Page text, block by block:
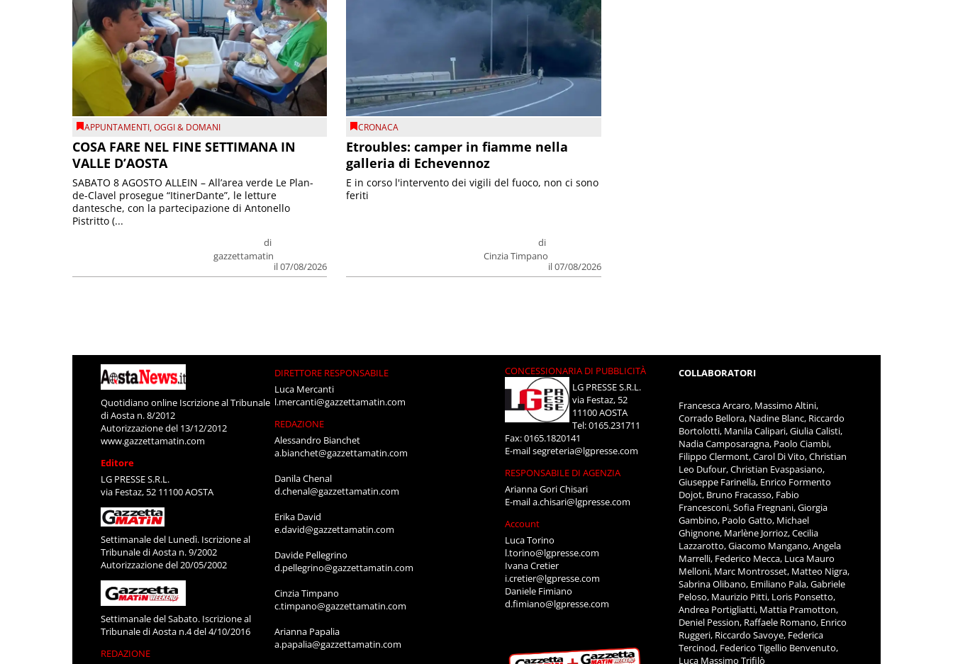
APPUNTAMENTI,OGGI & DOMANI
COSA FARE NEL FINE SETTIMANA IN
VALLE D’AOSTA
di
gazzettamatin
il 07/08/2026
SABATO 8 AGOSTO ALLEIN – All’area verde Le Plan-
de-Clavel prosegue “ItinerDante”, le letture
dantesche, con la partecipazione di Antonello
Pistritto (...
CRONACA
Etroubles: camper in fiamme nella
galleria di Echevennoz
di
Cinzia Timpano
il 07/08/2026
E in corso l'intervento dei vigili del fuoco, non ci sono
feriti
Quotidiano online Iscrizione al Tribunale
di Aosta n. 8/2012
Autorizzazione del 13/12/2012
www.gazzettamatin.com
Editore
LG PRESSE S.R.L.
via Festaz, 52 11100 AOSTA
Settimanale del Lunedì. Iscrizione al
Tribunale di Aosta n. 9/2002
Autorizzazione del 20/05/2002
Settimanale del Sabato. Iscrizione al
Tribunale di Aosta n.4 del 4/10/2016
REDAZIONE
DIRETTORE RESPONSABILE
Luca Mercanti
l.mercanti@gazzettamatin.com
REDAZIONE
Alessandro Bianchet
a.bianchet@gazzettamatin.com
Danila Chenal
d.chenal@gazzettamatin.com
Erika David
e.david@gazzettamatin.com
Davide Pellegrino
d.pellegrino@gazzettamatin.com
Cinzia Timpano
c.timpano@gazzettamatin.com
Arianna Papalia
a.papalia@gazzettamatin.com
CONCESSIONARIA DI PUBBLICITÀ
LG PRESSE S.R.L.
via Festaz, 52
11100 AOSTA
Tel: 0165.231711
Fax: 0165.1820141
E-mailsegreteria@lgpresse.com
RESPONSABILE DI AGENZIA
Arianna Gori Chisari
E-maila.chisari@lgpresse.com
Account
Luca Torino
l.torino@lgpresse.com
Ivana Cretier
i.cretier@lgpresse.com
Daniele Fimiano
d.fimiano@lgpresse.com
COLLABORATORI
Francesca Arcaro, Massimo Altini,
Corrado Bellora, Nadine Blanc, Riccardo
Bortolotti, Manila Calipari, Giulia Calisti,
Nadia Camposaragna, Paolo Ciambi,
Filippo Clermont, Carol Di Vito, Christian
Leo Dufour, Christian Evaspasiano,
Giuseppe Farinella, Enrico Formento
Dojot, Bruno Fracasso, Fabio
Francesconi, Sofia Fregnani, Giorgia
Gambino, Paolo Gatto, Michael
Ghignone, Marlène Jorrioz, Cecilia
Lazzarotto, Giacomo Mangano, Angela
Marrelli, Federico Mecca, Luca Mauro
Melloni, Marc Montrosset, Matteo Nigra,
Sabrina Olibano, Emiliano Pala, Gabriele
Peloso, Maurizio Pitti, Loris Ponsetto,
Andrea Portigliatti, Mattia Pramotton,
Deniel Pession, Raffaele Romano, Enrico
Ruggeri, Riccardo Savoye, Federica
Tercinod, Federico Tigellio Benvenuto,
Luca Massimo Trifilò